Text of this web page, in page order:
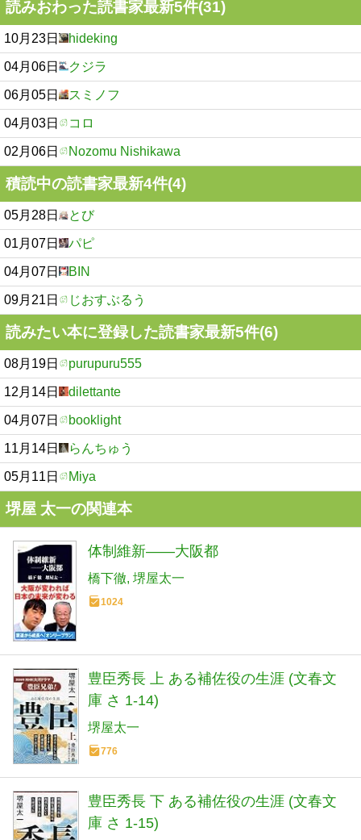
読みおわった読書家最新5件(31)
10月23日 hideking
04月06日 クジラ
06月05日 スミノフ
04月03日 コロ
02月06日 Nozomu Nishikawa
積読中の読書家最新4件(4)
05月28日 とび
01月07日 パピ
04月07日 BIN
09月21日 じおすぶるう
読みたい本に登録した読書家最新5件(6)
08月19日 purupuru555
12月14日 dilettante
04月07日 booklight
11月14日 らんちゅう
05月11日 Miya
堺屋 太一の関連本
体制維新――大阪都
橋下徹 堺屋太一
1024
豊臣秀長 上 ある補佐役の生涯 (文春文
庫 さ 1-14)
堺屋太一
776
豊臣秀長 下 ある補佐役の生涯 (文春文
庫 さ 1-15)